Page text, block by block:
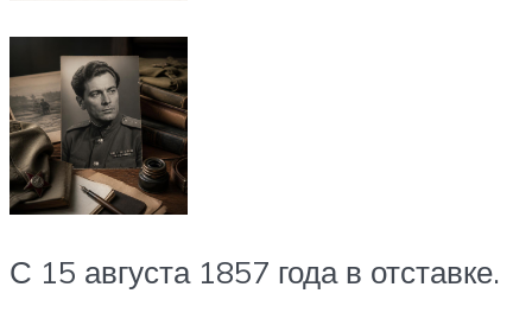
С 15 августа 1857 года в отставке.